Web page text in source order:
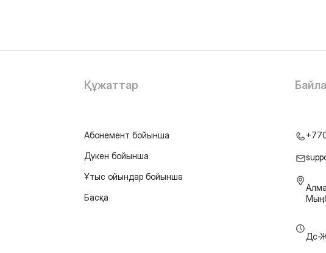
Құжаттар
Абонемент бойынша
Дүкен бойынша
Ұтыс ойындар бойынша
Басқа
Дс-